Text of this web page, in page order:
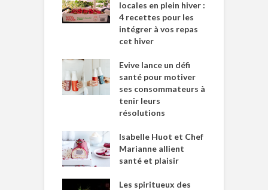
locales en plein hiver :
4 recettes pour les
intégrer à vos repas
cet hiver
Evive lance un défi
santé pour motiver
ses consommateurs à
tenir leurs
résolutions
Isabelle Huot et Chef
Marianne allient
santé et plaisir
Les spiritueux des